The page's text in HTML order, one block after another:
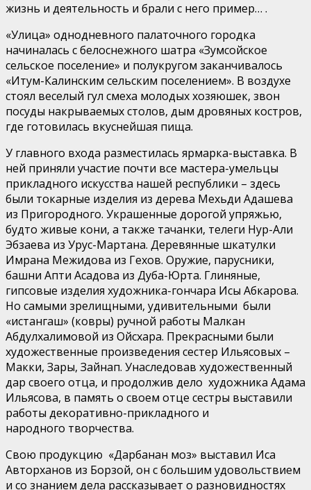
жизнь и деятельность и брали с него пример… .
«Улица» однодневного палаточного городка
начиналась с белоснежного шатра «Зумсойское
сельское поселение» и полукругом заканчивалось
«Итум-Калинским сельским поселением». В воздухе
стоял веселый гул смеха молодых хозяюшек, звон
посуды накрываемых столов, дым дровяных костров,
где готовилась вкуснейшая пища.
У главного входа разместилась ярмарка-выставка. В
ней приняли участие почти все мастера-умельцы
прикладного искусства нашей республики – здесь
были токарные изделия из дерева Мехьди Адашева
из Пригородного. Украшенные дорогой упряжью,
будто живые кони, а также тачанки, телеги Нур-Али
Эбзаева из Урус-Мартана. Деревянные шкатулки
Имрана Межидова из Гехов. Оружие, парусники,
башни Апти Асадова из Дуба-Юрта. Глиняные,
гипсовые изделия художника-гончара Исы Абкарова.
Но самыми зрелищными, удивительными были
«истангаш» (ковры) ручной работы Малкан
Абдулхалимовой из Ойсхара. Прекрасными были
художественные произведения сестер Ильясовых –
Макки, Зары, Зайнап. Унаследовав художественный
дар своего отца, и продолжив дело художника Адама
Ильясова, в память о своем отце сестры выставили
работы декоративно-прикладного и
народного творчества.
Свою продукцию «Дарбанан моз» выставил Иса
Авторханов из Борзой, он с большим удовольствием
и со знанием дела рассказывает о разновидностях